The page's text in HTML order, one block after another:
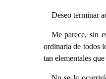
Deseo terminar
Me parece, sin
ordinaria de todos
tan elementales